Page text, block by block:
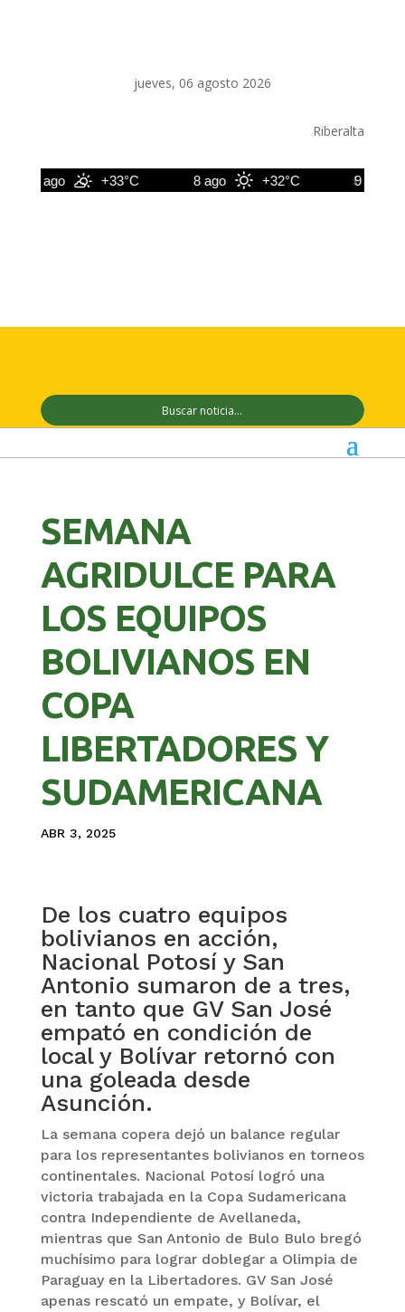
jueves, 06 agosto 2026
Riberalta
7 ago +33°C 8 ago +32°C 9 ago
SEMANA
AGRIDULCE PARA
LOS EQUIPOS
BOLIVIANOS EN
COPA
LIBERTADORES Y
SUDAMERICANA
ABR 3, 2025
De los cuatro equipos
bolivianos en acción,
Nacional Potosí y San
Antonio sumaron de a tres,
en tanto que GV San José
empató en condición de
local y Bolívar retornó con
una goleada desde
Asunción.
La semana copera dejó un balance regular
para los representantes bolivianos en torneos
continentales. Nacional Potosí logró una
victoria trabajada en la Copa Sudamericana
contra Independiente de Avellaneda,
mientras que San Antonio de Bulo Bulo bregó
muchísimo para lograr doblegar a Olimpia de
Paraguay en la Libertadores. GV San José
apenas rescató un empate, y Bolívar, el